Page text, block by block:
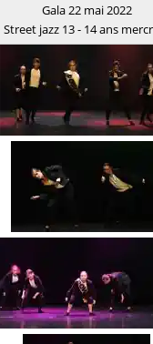
Gala 22 mai 2022
Street jazz 13 - 14 ans